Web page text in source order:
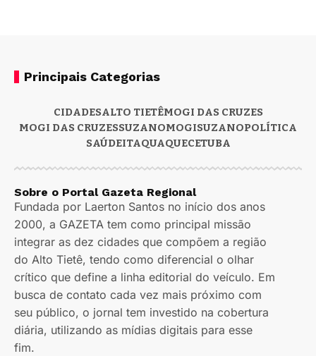
Principais Categorias
CIDADESALTO TIETÊMOGI DAS CRUZES
MOGI DAS CRUZESSUZANOMOGISUZANOPOLÍTICA
SAÚDEITAQUAQUECETUBA
Sobre o Portal Gazeta Regional
Fundada por Laerton Santos no início dos anos
2000, a GAZETA tem como principal missão
integrar as dez cidades que compõem a região
do Alto Tietê, tendo como diferencial o olhar
crítico que define a linha editorial do veículo. Em
busca de contato cada vez mais próximo com
seu público, o jornal tem investido na cobertura
diária, utilizando as mídias digitais para esse
fim.